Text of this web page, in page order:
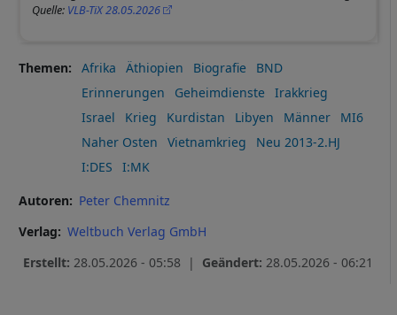
Quelle: VLB-TiX 28.05.2026
Themen Afrika Äthiopien Biografie
BND
Erinnerungen
Geheimdienste
Irakkrieg
Israel
Krieg Kurdistan Libyen Männer
MI6
Naher Osten
Vietnamkrieg
Neu 2013-2.HJ
I:DES
I:MK
Autoren
Peter Chemnitz
Verlag
Weltbuch Verlag GmbH
Erstellt: 28.05.2026 - 05:58 | Geändert: 28.05.2026 - 06:21